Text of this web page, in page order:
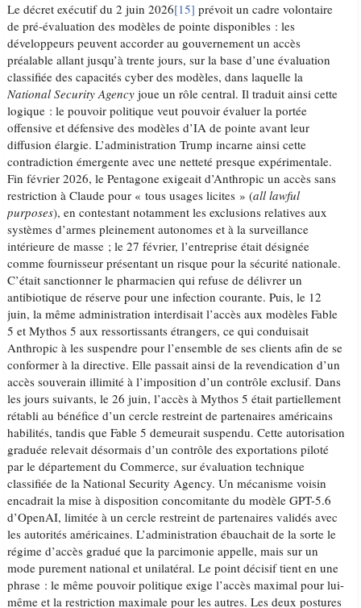
Le décret exécutif du 2 juin 2026[15] prévoit un cadre volontaire
de pré-évaluation des modèles de pointe disponibles : les
développeurs peuvent accorder au gouvernement un accès
préalable allant jusqu’à trente jours, sur la base d’une évaluation
classifiée des capacités cyber des modèles, dans laquelle la
National Security Agencyjoue un rôle central. Il traduit ainsi cette
logique : le pouvoir politique veut pouvoir évaluer la portée
offensive et défensive des modèles d’IA de pointe avant leur
diffusion élargie. L’administration Trump incarne ainsi cette
contradiction émergente avec une netteté presque expérimentale.
Fin février 2026, le Pentagone exigeait d’Anthropic un accès sans
restriction à Claude pour « tous usages licites » (all lawful
purposes), en contestant notamment les exclusions relatives aux
systèmes d’armes pleinement autonomes et à la surveillance
intérieure de masse ; le 27 février, l’entreprise était désignée
comme fournisseur présentant un risque pour la sécurité nationale.
C’était sanctionner le pharmacien qui refuse de délivrer un
antibiotique de réserve pour une infection courante. Puis, le 12
juin, la même administration interdisait l’accès aux modèles Fable
5 et Mythos 5 aux ressortissants étrangers, ce qui conduisait
Anthropic à les suspendre pour l’ensemble de ses clients afin de se
conformer à la directive. Elle passait ainsi de la revendication d’un
accès souverain illimité à l’imposition d’un contrôle exclusif. Dans
les jours suivants, le 26 juin, l’accès à Mythos 5 était partiellement
rétabli au bénéfice d’un cercle restreint de partenaires américains
habilités, tandis que Fable 5 demeurait suspendu. Cette autorisation
graduée relevait désormais d’un contrôle des exportations piloté
par le département du Commerce, sur évaluation technique
classifiée de la National Security Agency. Un mécanisme voisin
encadrait la mise à disposition concomitante du modèle GPT-5.6
d’OpenAI, limitée à un cercle restreint de partenaires validés avec
les autorités américaines. L’administration ébauchait de la sorte le
régime d’accès gradué que la parcimonie appelle, mais sur un
mode purement national et unilatéral. Le point décisif tient en une
phrase : le même pouvoir politique exige l’accès maximal pour lui-
même et la restriction maximale pour les autres. Les deux postures